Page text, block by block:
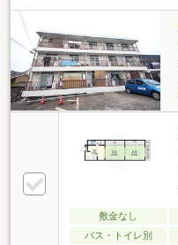
敷金なし
バス・トイレ別